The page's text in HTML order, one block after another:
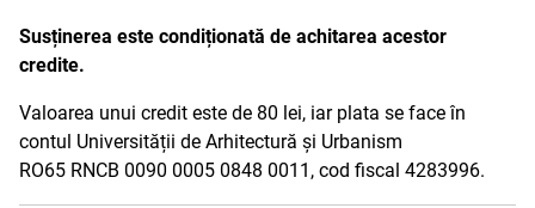
Susținerea este condiționată de achitarea acestor
credite.
Valoarea unui credit este de 80 lei, iar plata se face în
contul Universității de Arhitectură și Urbanism
RO65 RNCB 0090 0005 0848 0011 , cod fiscal 4283996.